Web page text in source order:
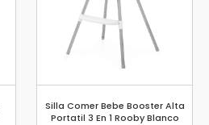
Silla Comer Bebe Booster Alta
Portatil 3 En 1 Rooby Blanco